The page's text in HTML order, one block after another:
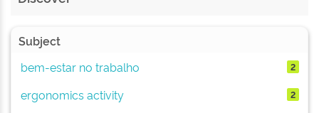
Subject
bem-estar no trabalho
2
ergonomics activity 2